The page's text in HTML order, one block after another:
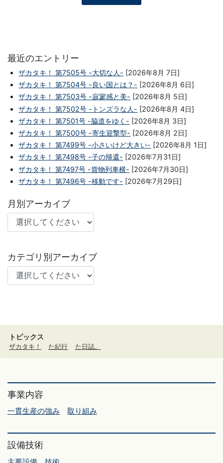
最近のエントリー
ザカタキ！ 第7505号 -大切な人- [2026年8月 7日]
ザカタキ！ 第7504号 -良い国とは？- [2026年8月 6日]
ザカタキ！ 第7503号 -寂寥感と美- [2026年8月 5日]
ザカタキ！ 第7502号 -トンズラな人- [2026年8月 4日]
ザカタキ！ 第7501号 -脇道をゆく- [2026年8月 3日]
ザカタキ！ 第7500号 -寄生迎撃型- [2026年8月 2日]
ザカタキ！ 第7499号 -小さいけど大きい- [2026年8月 1日]
ザカタキ！ 第7498号 -子の帰還- [2026年7月31日]
ザカタキ！ 第7497号 -貨物列車横- [2026年7月30日]
ザカタキ！ 第7496号 -移動です- [2026年7月29日]
月別アーカイブ
カテゴリ別アーカイブ
トピックス
ザカタキ！ た紀行 た日誌。
事業内容
一貫生産の強み 取り組み
設備技術